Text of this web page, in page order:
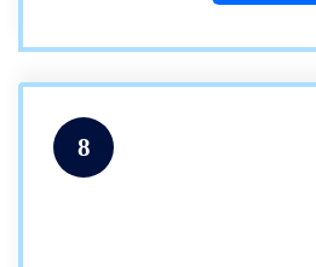
8